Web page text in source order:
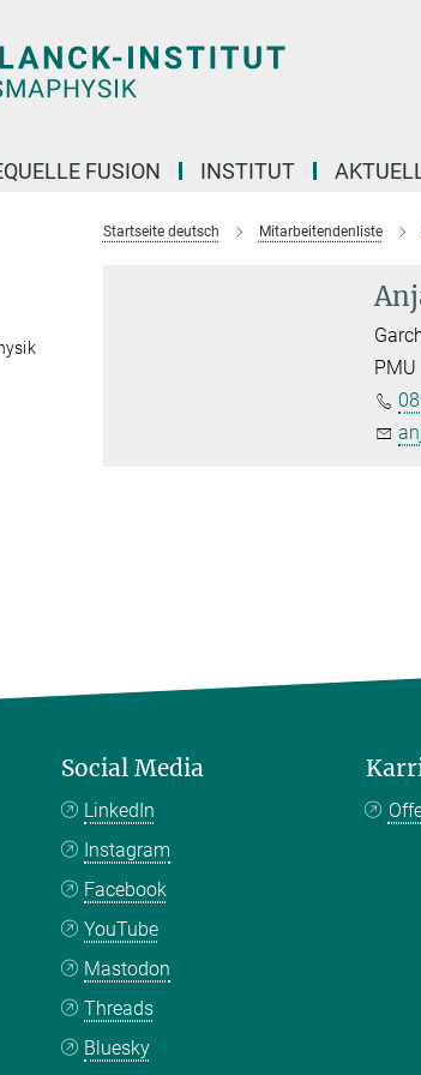
FUSION INSTITUT
Startseite deutsch Mitarbeitendenliste
PMU
Social Media
LinkedIn
Instagram
Facebook
YouTube
Mastodon
Threads
Bluesky